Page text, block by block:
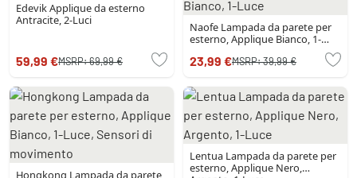
Edevik Applique da esterno
Antracite, 2-Luci
59,99 €MSRP:69,99 €
Naofe Lampada da parete per
esterno, Applique Bianco, 1-
23,99 €MSRP:39,99 €
Hongkong Lampada da parete
Lentua Lampada da parete per
esterno, Applique Nero,